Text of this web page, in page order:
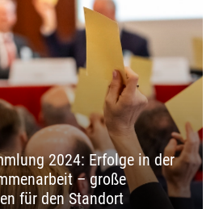
2024: Erfolge in der
– große
für den Standort